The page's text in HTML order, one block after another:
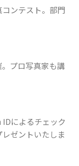
ンテスト。部門
プロ写真家も講
によるチェック
ゼントいたしま